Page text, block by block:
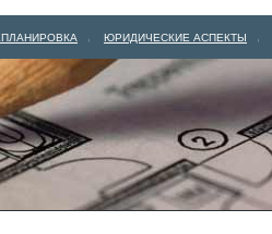
| ЮРИДИЧЕСКИЕ АСПЕКТЫ |